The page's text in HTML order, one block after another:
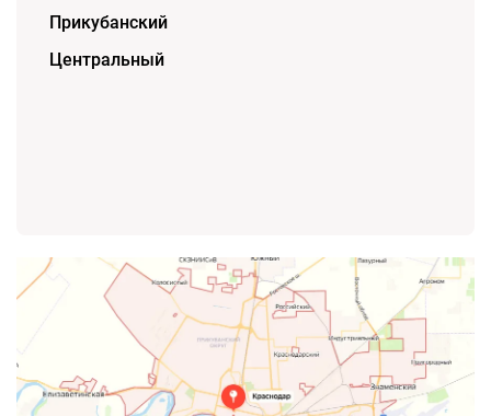
Прикубанский
Центральный